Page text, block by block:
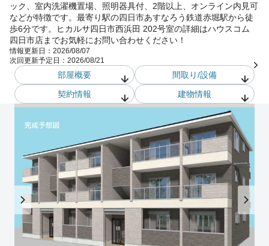
ック、室内洗濯機置場、照明器具付、2階以上、オンライン内見可
などが特徴です。最寄り駅の四日市あすなろう鉄道赤堀駅から徒
歩6分です。ヒカルサ四日市西浜田 202号室の詳細はハウスコム
四日市店までお気軽にお問い合わせください！
情報更新日： 2026/08/07
次回更新予定日： 2026/08/21
部屋概要
間取り/設備
契約情報
建物情報